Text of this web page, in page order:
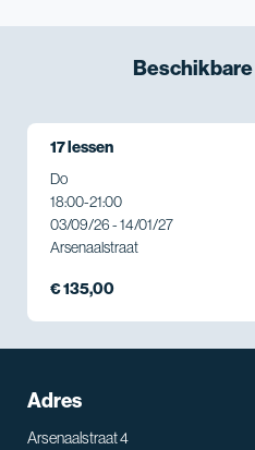
Beschikbare
17 lessen
Do
18:00-21:00
03/09/26 - 14/01/27
Arsenaalstraat
€ 135,00
Adres
Arsenaalstraat 4